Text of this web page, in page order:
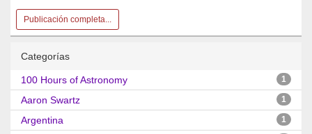
Publicación completa...
Categorías
100 Hours of Astronomy 1
Aaron Swartz 1
Argentina 1